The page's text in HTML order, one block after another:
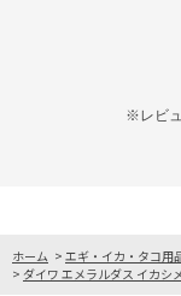
※レビ
ホーム > エギ・イカ・タコ用
> ダイワ エメラルダス イカシ